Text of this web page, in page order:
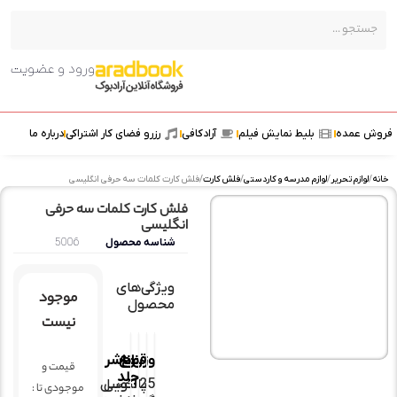
ورود و عضویت
عمده بلیط نمایش فیلم آرادکافی رزرو فضای کار اشتراکیدرباره ما
/لوازم تحریر/لوازم مدرسه و کاردستی/فلش کارت/ فلش کارت کلمات سه حرفی انگلیسی
فلش کارت کلمات سه حرفی
انگلیسی
شناسه محصول 5006
ویژگی‌های
محصول
وزن
125
قطع
پالتویی
نوع
جلد
ناشر
عسل
موجود
نیست
قیمت و
موجودی تا :